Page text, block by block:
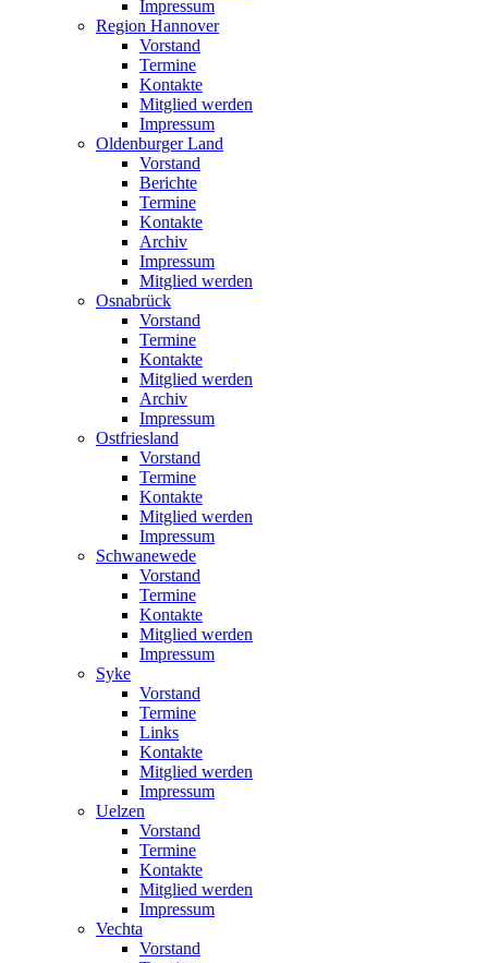
Impressum
Region Hannover
Vorstand
Termine
Kontakte
Mitglied werden
Impressum
Oldenburger Land
Vorstand
Berichte
Termine
Kontakte
Archiv
Impressum
Mitglied werden
Osnabrück
Vorstand
Termine
Kontakte
Mitglied werden
Archiv
Impressum
Ostfriesland
Vorstand
Termine
Kontakte
Mitglied werden
Impressum
Schwanewede
Vorstand
Termine
Kontakte
Mitglied werden
Impressum
Syke
Vorstand
Termine
Links
Kontakte
Mitglied werden
Impressum
Uelzen
Vorstand
Termine
Kontakte
Mitglied werden
Impressum
Vechta
Vorstand